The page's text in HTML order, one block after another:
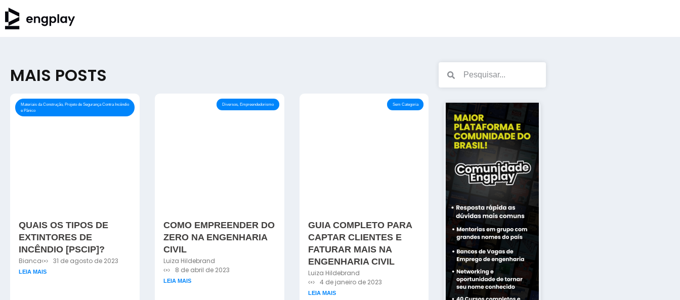
MAIS POSTS
Materiais da Construção, Projeto de Segurança Contra Incêndio
e Pânico
QUAIS OS TIPOS DE
EXTINTORES DE
INCÊNDIO [PSCIP]?
Bianca 31 de agosto de 2023
LEIA MAIS
Diversos, Empreendedorismo
COMO EMPREENDER DO
ZERO NA ENGENHARIA
CIVIL
Luiza Hildebrand
8 de abril de 2023
LEIA MAIS
Sem Categoria
GUIA COMPLETO PARA
CAPTAR CLIENTES E
FATURAR MAIS NA
ENGENHARIA CIVIL
Luiza Hildebrand
4 de janeiro de 2023
LEIA MAIS